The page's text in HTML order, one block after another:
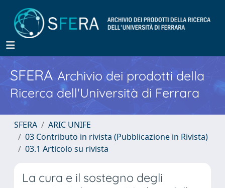
SFERA Archivio dei prodotti della
Ricerca dell'Università di Ferrara
SFERA
ARIC UNIFE
03 Contributo in rivista (Pubblicazione in Rivista)
03.1 Articolo su rivista
La cura e il sostegno degli